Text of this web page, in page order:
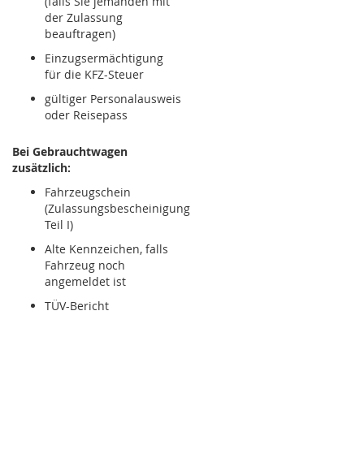
der Zulassung
beauftragen)
Einzugsermächtigung
für die KFZ-Steuer
gültiger Personalausweis
oder Reisepass
Bei Gebrauchtwagen
zusätzlich:
Fahrzeugschein
(Zulassungsbescheinigung
Teil I)
Alte Kennzeichen, falls
Fahrzeug noch
angemeldet ist
TÜV-Bericht